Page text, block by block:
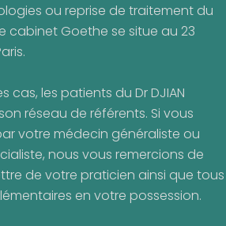
ou reprise de traitement du
cabinet Goethe se situe au 23
cas, les patients du Dr DJIAN
réseau de référents. Si vous
votre médecin généraliste ou
nous vous remercions de
de votre praticien ainsi que tous
en votre possession.